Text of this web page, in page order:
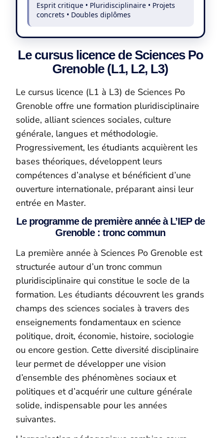
Esprit critique • Pluridisciplinaire • Projets
concrets • Doubles diplômes
Le cursus licence de Sciences Po
Grenoble (L1, L2, L3)
Le cursus licence (L1 à L3) de Sciences Po
Grenoble offre une formation pluridisciplinaire
solide, alliant sciences sociales, culture
générale, langues et méthodologie.
Progressivement, les étudiants acquièrent les
bases théoriques, développent leurs
compétences d’analyse et bénéficient d’une
ouverture internationale, préparant ainsi leur
entrée en Master.
Le programme de première année à L’IEP de
Grenoble : tronc commun
La première année à Sciences Po Grenoble est
structurée autour d’un tronc commun
pluridisciplinaire qui constitue le socle de la
formation. Les étudiants découvrent les grands
champs des sciences sociales à travers des
enseignements fondamentaux en science
politique, droit, économie, histoire, sociologie
ou encore gestion. Cette diversité disciplinaire
leur permet de développer une vision
d’ensemble des phénomènes sociaux et
politiques et d’acquérir une culture générale
solide, indispensable pour les années
suivantes.